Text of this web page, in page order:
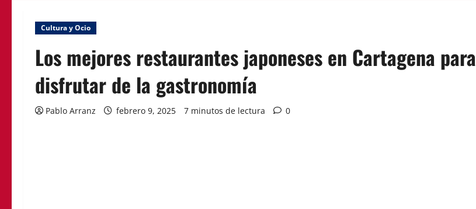
Cultura y Ocio
Los mejores restaurantes japoneses en Cartagena para
disfrutar de la gastronomía
Pablo Arranz febrero 9, 2025 7 minutos de lectura 0